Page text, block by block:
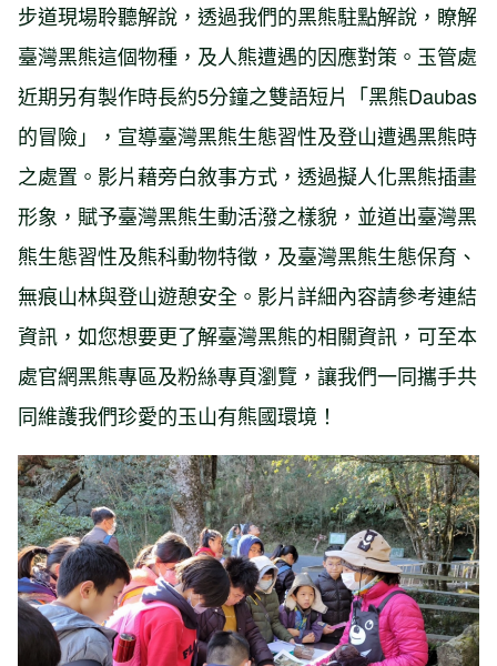
步道現場聆聽解說，透過我們的黑熊駐點解說，瞭解
臺灣黑熊這個物種，及人熊遭遇的因應對策。玉管處
近期另有製作時長約5分鐘之雙語短片「黑熊Daubas
的冒險」，宣導臺灣黑熊生態習性及登山遭遇黑熊時
之處置。影片藉旁白敘事方式，透過擬人化黑熊插畫
形象，賦予臺灣黑熊生動活潑之樣貌，並道出臺灣黑
熊生態習性及熊科動物特徵，及臺灣黑熊生態保育、
無痕山林與登山遊憩安全。影片詳細內容請參考連結
資訊，如您想要更了解臺灣黑熊的相關資訊，可至本
處官網黑熊專區及粉絲專頁瀏覽，讓我們一同攜手共
同維護我們珍愛的玉山有熊國環境！